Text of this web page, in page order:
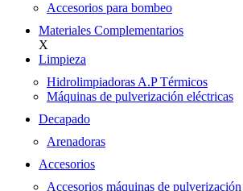
Accesorios para bombeo
Materiales Complementarios
X
Limpieza
Hidrolimpiadoras A.P Térmicos
Máquinas de pulverización eléctricas
Decapado
Arenadoras
Accesorios
Accesorios máquinas de